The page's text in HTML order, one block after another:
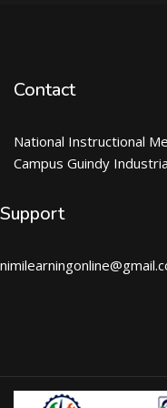
Contact
National Instructional
Campus Guindy
Support